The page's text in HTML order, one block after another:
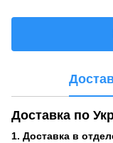
Доставка по
1. Доставка в